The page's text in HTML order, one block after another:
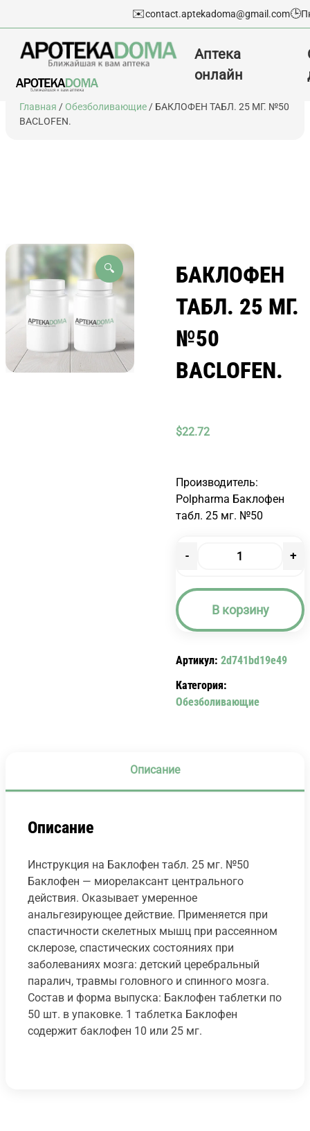
Перейти
содержимому
✉️contact.aptekadoma@gmail.com🕒
Аптека
онлайн
Главная / Обезболивающие / БАКЛОФЕН ТАБЛ. 25 МГ. №50
BACLOFEN.
🔍
БАКЛОФЕН
ТАБЛ. 25 МГ.
№50
BACLOFEN.
$22.72
Производитель:
Polpharma Баклофен
табл. 25 мг. №50
-
БАКЛОФЕН
ТАБЛ.
25
№50
BACLOFEN.
+
В корзину
Артикул: 2d741bd19e49
Категория:
Обезболивающие
Описание
Описание
Инструкция на Баклофен табл. 25 мг. №50
Баклофен — миорелаксант центрального
действия. Оказывает умеренное
анальгезирующее действие. Применяется при
cпастичности скелетных мышц при рассеянном
склерозе, спастических состояниях при
заболеваниях мозга: детский церебральный
паралич, травмы головного и спинного мозга.
Состав и форма выпуска: Баклофен таблетки по
50 шт. в упаковке. 1 таблетка Баклофен
содержит баклофен 10 или 25 мг.